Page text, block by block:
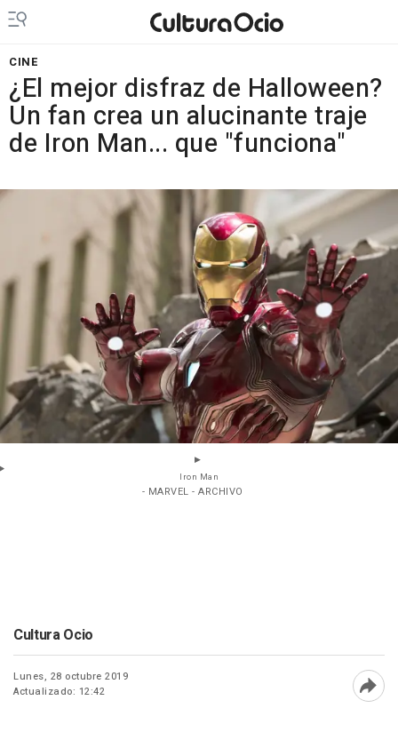
CINE
¿El mejor disfraz de Halloween?
Un fan crea un alucinante traje
de Iron Man... que "funciona"
Iron Man
- MARVEL - ARCHIVO
Cultura Ocio
Lunes, 28 octubre 2019
Actualizado: 12:42